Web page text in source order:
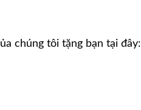
chúng tôi tặng bạn tại đây: